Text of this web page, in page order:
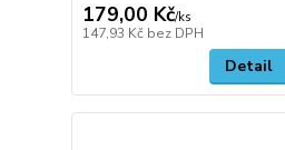
179,00 Kč/ks
147,93 Kč bez DPH
Detail